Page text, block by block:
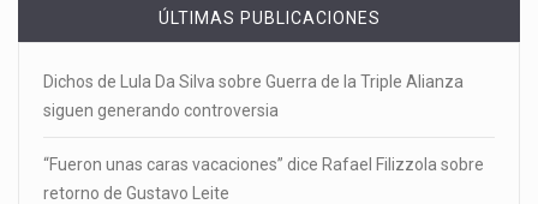
ÚLTIMAS PUBLICACIONES
Dichos de Lula Da Silva sobre Guerra de la Triple Alianza
siguen generando controversia
“Fueron unas caras vacaciones” dice Rafael Filizzola sobre
retorno de Gustavo Leite